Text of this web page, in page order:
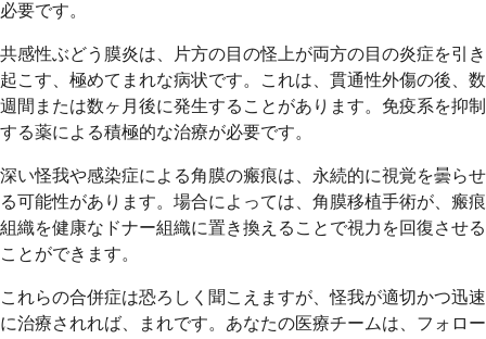
必要です。
共感性ぶどう膜炎は、片方の目の怪上が両方の目の炎症を引き
起こす、極めてまれな病状です。これは、貫通性外傷の後、数
週間または数ヶ月後に発生することがあります。免疫系を抑制
する薬による積極的な治療が必要です。
深い怪我や感染症による角膜の瘢痕は、永続的に視覚を曇らせ
る可能性があります。場合によっては、角膜移植手術が、瘢痕
組織を健康なドナー組織に置き換えることで視力を回復させる
ことができます。
これらの合併症は恐ろしく聞こえますが、怪我が適切かつ迅速
に治療されれば、まれです。あなたの医療チームは、フォロー